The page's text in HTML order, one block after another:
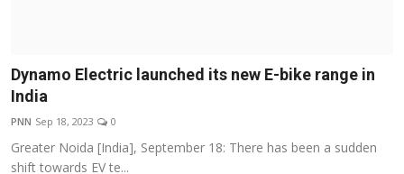
Dynamo Electric launched its new E-bike range in
India
PNN Sep 18, 2023 0
Greater Noida [India], September 18: There has been a sudden
shift towards EV te...